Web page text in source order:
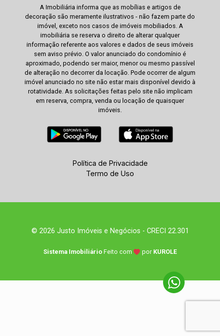
A Imobiliária informa que as mobílias e artigos de
decoração são meramente ilustrativos - não fazem parte do
imóvel, exceto nos casos de imóveis mobiliados. A
imobiliária se reserva o direito de alterar qualquer
informação referente aos valores e dados de seus imóveis
sem aviso prévio. O valor anunciado do condomínio é
aproximado, podendo ser maior, menor ou mesmo passível
de alteração no decorrer da locação. Pode ocorrer de algum
imóvel anunciado no site não estar mais disponível devido à
rotatividade. As solicitações feitas pelo site não implicam
em reserva, compra, venda ou locação de quaisquer
imóveis.
Política de Privacidade
Termo de Uso
© 2026 Justo Imóveis e Negócios - CRECI 22.301
Sistema Imobiliário Feito com por KUROLE